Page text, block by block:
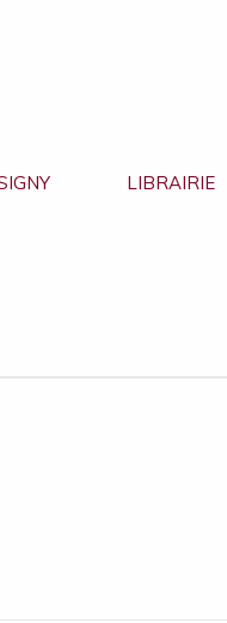
LIBRAIRIE